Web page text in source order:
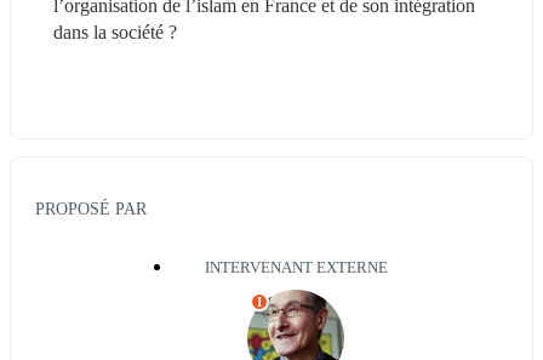
l’organisation de l’islam en France et de son intégration
dans la société ?
PROPOSÉ PAR
INTERVENANT EXTERNE
I